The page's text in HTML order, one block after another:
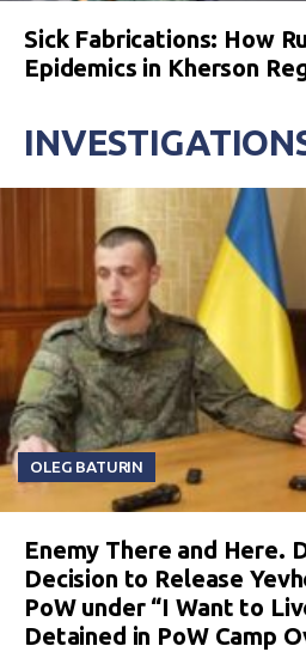
Sick Fabrications: How
Epidemics in Kherson
OLEG BATURIN
Enemy There and Here.
Decision to Release
PoW under “I Want to
Detained in PoW Camp